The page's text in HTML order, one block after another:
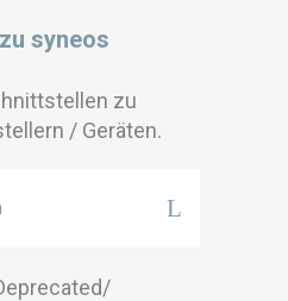
syneos
zu
/ Geräten.